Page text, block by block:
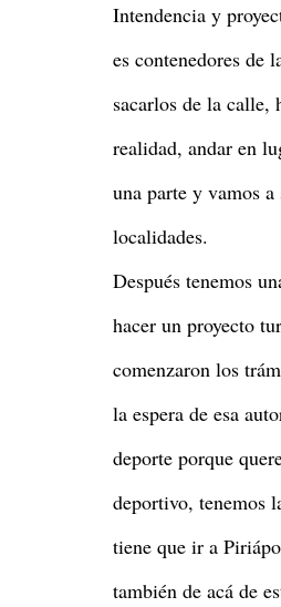
Intendencia y
es contenedores de
sacarlos de la calle,
realidad, andar en
una parte y vamos
localidades.
Después tenemos
hacer un proyecto
comenzaron los
la espera de esa
deporte porque
deportivo, tenemos
tiene que ir a
también de acá de